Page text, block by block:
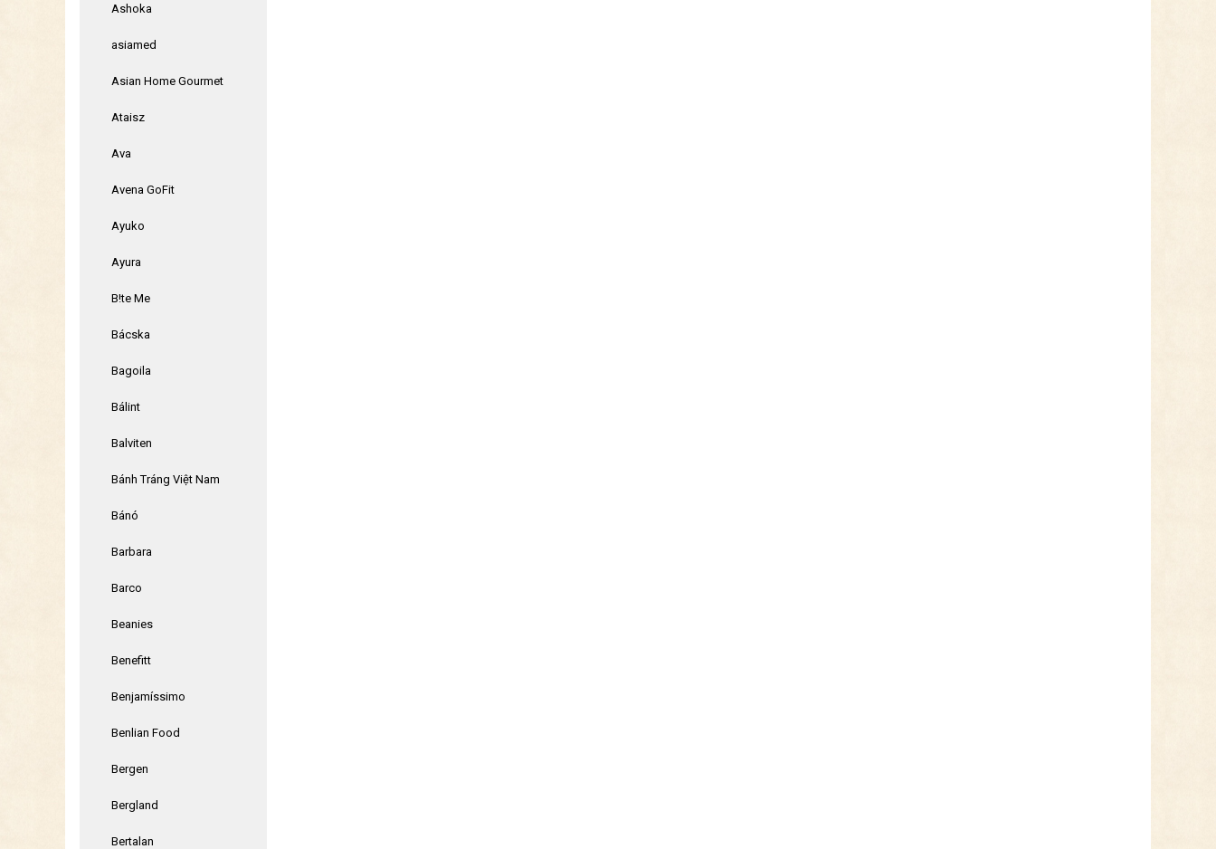
Ashoka
asiamed
Asian Home Gourmet
Ataisz
Ava
Avena GoFit
Ayuko
Ayura
B!te Me
Bácska
Bagoila
Bálint
Balviten
Bánh Tráng Việt Nam
Bánó
Barbara
Barco
Beanies
Benefitt
Benjamíssimo
Benlian Food
Bergen
Bergland
Bertalan